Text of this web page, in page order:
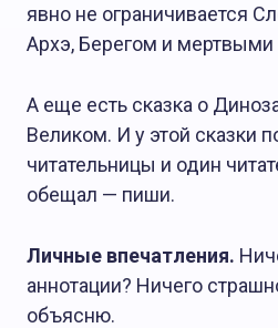
явно не ограничивается
Архэ, Берегом и
А еще есть сказка о
Великом. И у этой сказки
читательницы и один
обещал — пиши.
Личные впечатления.
аннотации? Ничего
объясню.